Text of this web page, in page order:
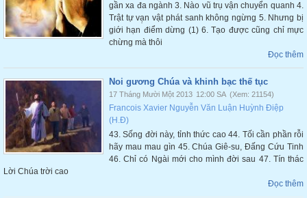
gần xa đa ngành 3. Nào vũ trụ vận chuyển quanh 4.
Trật tự vạ̣n vật phát sanh không ngừng 5. Nhưng bị
giới hạn điểm dừng (1) 6. Tạo được cũng chỉ mực
chừng mà thôi
Đọc thêm
Noi gương Chúa và khinh bạc thế tục
17 Tháng Mười Một 2013 12:00 SA (Xem: 21154)
Francois Xavier Nguyễn Văn Luận Huỳnh Điệp
(H.Đ)
43. Sống đời này, tỉnh thức cao 44. Tối cần phần rỗi
hãy mau mau gìn 45. Chúa Giê-su, Đấng Cứu Tinh
46. Chỉ có Ngài mới cho mình đời sau 47. Tín thác
Lời Chúa trời cao
Đọc thêm